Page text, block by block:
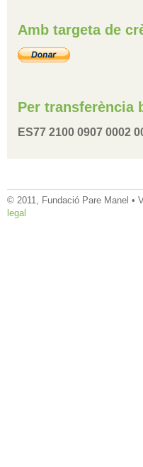
Amb targeta de
Per transferència
ES77 2100 0907 0002
© 2011, Fundació Pare Manel •
legal